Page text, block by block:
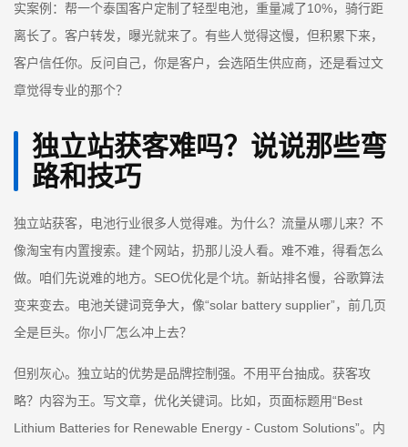
实案例：帮一个泰国客户定制了轻型电池，重量减了10%，骑行距
离长了。客户转发，曝光就来了。有些人觉得这慢，但积累下来，
客户信任你。反问自己，你是客户，会选陌生供应商，还是看过文
章觉得专业的那个？
独立站获客难吗？说说那些弯
路和技巧
独立站获客，电池行业很多人觉得难。为什么？流量从哪儿来？不
像淘宝有内置搜索。建个网站，扔那儿没人看。难不难，得看怎么
做。咱们先说难的地方。SEO优化是个坑。新站排名慢，谷歌算法
变来变去。电池关键词竞争大，像“solar battery supplier”，前几页
全是巨头。你小厂怎么冲上去？
但别灰心。独立站的优势是品牌控制强。不用平台抽成。获客攻
略？内容为王。写文章，优化关键词。比如，页面标题用“Best
Lithium Batteries for Renewable Energy - Custom Solutions”。内